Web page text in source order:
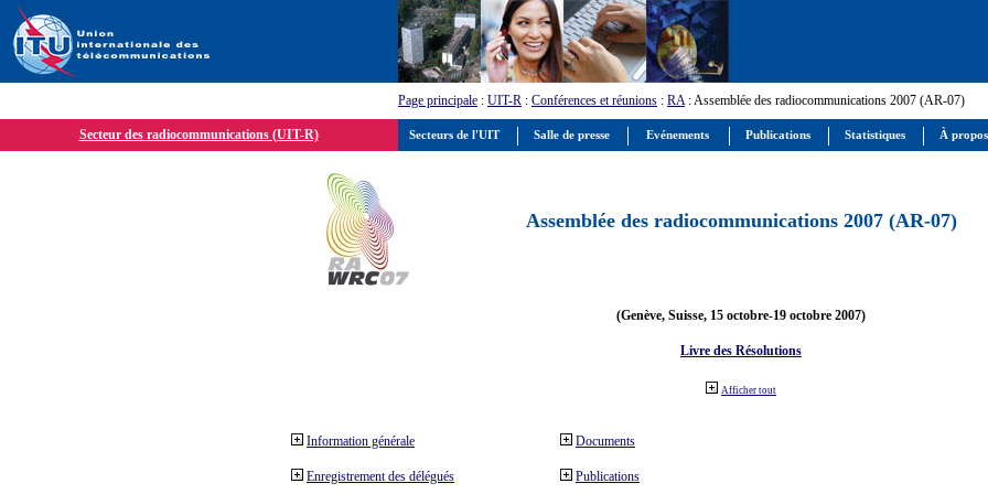
Page principale : UIT-R : Conférences et réunions : RA: Assemblée des radiocommunications 2007 (AR-07)
Secteur des radiocommunications (UIT-R)
Assemblée des radiocommunications 2007 (AR-07)
(Genève, Suisse, 15 octobre-19 octobre 2007)
Livre des Résolutions
Afficher tout
Information générale
Enregistrement des délégués
Documents
Publications
Secteurs de l'UIT Salle de presse Evénements Publications Statistiques À